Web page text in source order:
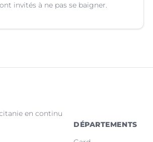
invités à ne pas se baigner.
en continu
DÉPARTEMENTS